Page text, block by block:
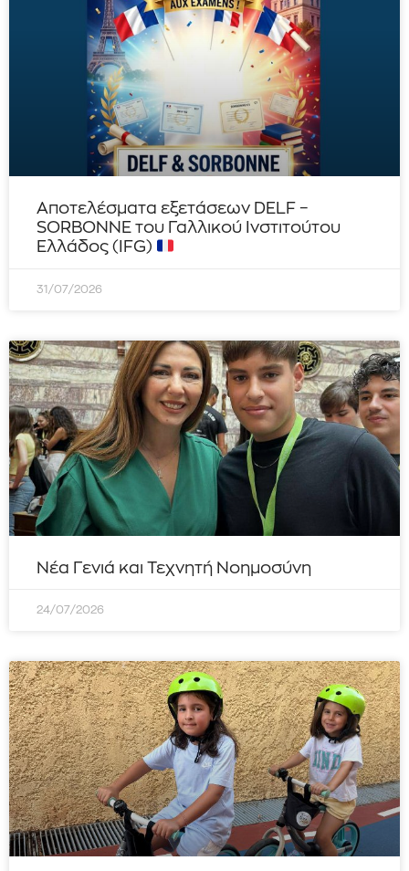
Αποτελέσματα εξετάσεων DELF –
SORBONNE του Γαλλικού Ινστιτούτου
Ελλάδος (IFG)
31/07/2026
Νέα Γενιά και Τεχνητή Νοημοσύνη
24/07/2026